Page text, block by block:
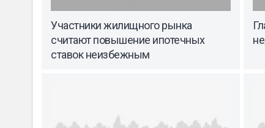
Участники жилищного рынка
считают повышение ипотечных
ставок неизбежным